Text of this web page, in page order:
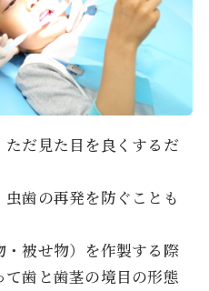
だ見た目を良くするだ
歯の再発を防ぐことも
被せ物）を作製する際
歯と歯茎の境目の形態